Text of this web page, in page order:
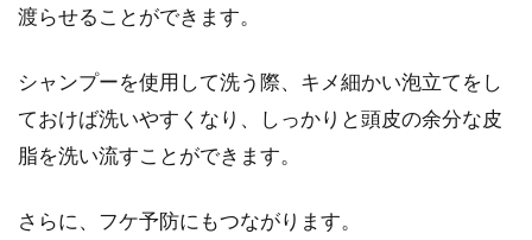
髪の毛の洗い方について知ろう！男
女性の艶やかできれいな髪の毛は目を引きます
の行き届いた...
渡らせることができます。
シャンプーを使用して洗う際、キメ細かい泡立てをし
ておけば洗いやすくなり、しっかりと頭皮の余分な皮
脂を洗い流すことができます。
さらに、フケ予防にもつながります。